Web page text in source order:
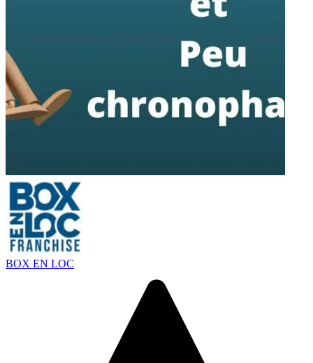
BOX EN LOC